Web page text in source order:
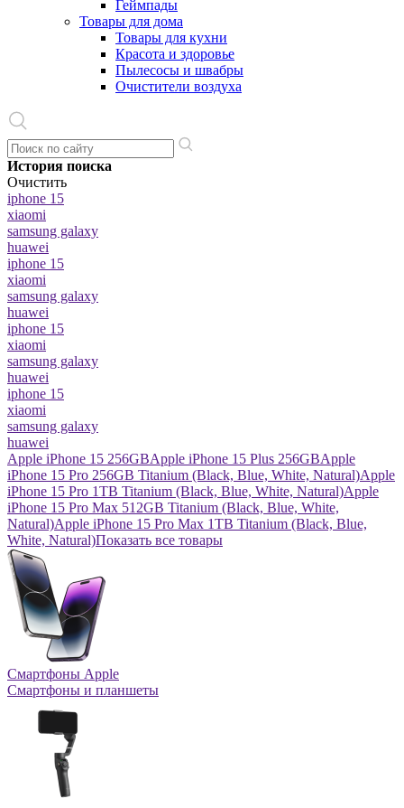
Геймпады
Товары для дома
Товары для кухни
Красота и здоровье
Пылесосы и швабры
Очистители воздуха
История поиска
Очистить
iphone 15
xiaomi
samsung galaxy
huawei
iphone 15
xiaomi
samsung galaxy
huawei
iphone 15
xiaomi
samsung galaxy
huawei
iphone 15
xiaomi
samsung galaxy
huawei
Apple iPhone 15 256GBApple iPhone 15 Plus 256GBApple
iPhone 15 Pro 256GB Titanium (Black, Blue, White, Natural)Apple
iPhone 15 Pro 1TB Titanium (Black, Blue, White, Natural)Apple
iPhone 15 Pro Max 512GB Titanium (Black, Blue, White,
Natural)Apple iPhone 15 Pro Max 1TB Titanium (Black, Blue,
White, Natural)Показать все товары
Смартфоны Apple
Смартфоны и планшеты